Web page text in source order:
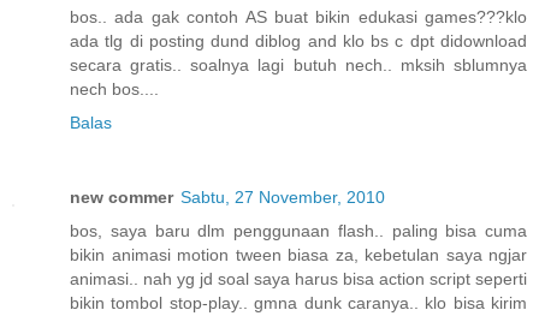
bos.. ada gak contoh AS buat bikin edukasi games???klo
ada tlg di posting dund diblog and klo bs c dpt didownload
secara gratis.. soalnya lagi butuh nech.. mksih sblumnya
nech bos....
Balas
new commer Sabtu, 27 November, 2010
bos, saya baru dlm penggunaan flash.. paling bisa cuma
bikin animasi motion tween biasa za, kebetulan saya ngjar
animasi.. nah yg jd soal saya harus bisa action script seperti
bikin tombol stop-play.. gmna dunk caranya.. klo bisa kirim